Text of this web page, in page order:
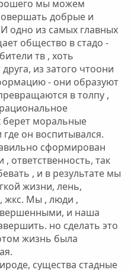
мы можем
добрые и
одно из самых главных
общество в стадо -
тв , хоть
из затого чтоони
- они образуют
в толпу ,
моральные
он воспитывался.
сформирован
, ответственность, так
, и в результате мы
жизни, лень,
жкс. Мы , люди ,
и наша
но сделать это
жизнь была
существа стадные